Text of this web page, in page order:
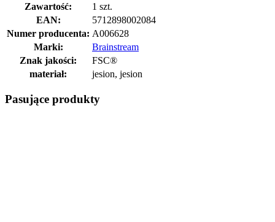
Zawartość:
1 szt.
EAN:
5712898002084
Numer producenta: A006628
Marki:
Brainstream
Znak jakości:
FSC®
materiał:
jesion, jesion
Pasujące produkty